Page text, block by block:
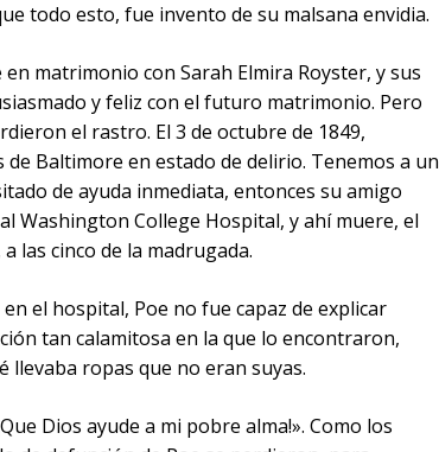
todo esto, fue invento de su malsana envidia.
matrimonio con Sarah Elmira Royster, y sus
y feliz con el futuro matrimonio. Pero
el rastro. El 3 de octubre de 1849,
Baltimore en estado de delirio. Tenemos a un
de ayuda inmediata, entonces su amigo
Washington College Hospital, y ahí muere, el
las cinco de la madrugada.
el hospital, Poe no fue capaz de explicar
tan calamitosa en la que lo encontraron,
llevaba ropas que no eran suyas.
Dios ayude a mi pobre alma!». Como los